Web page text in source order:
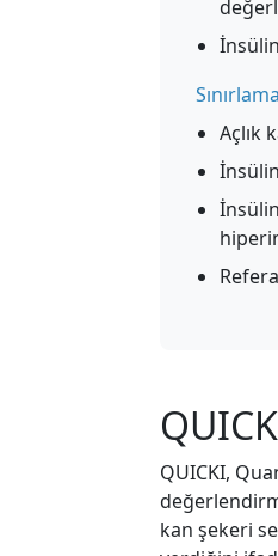
Açlık
QUICKI,
kan şekeri